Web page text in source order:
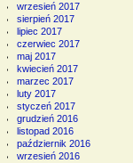
wrzesień 2017
sierpień 2017
lipiec 2017
czerwiec 2017
maj 2017
kwiecień 2017
marzec 2017
luty 2017
styczeń 2017
grudzień 2016
listopad 2016
październik 2016
wrzesień 2016